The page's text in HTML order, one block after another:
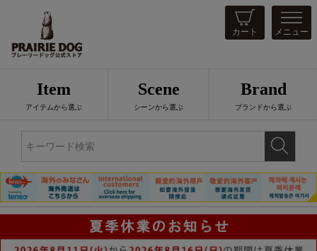
カート メニュー
Item
アイテムから選ぶ
Scene
シーンから選ぶ
Brand
ブランドから選ぶ